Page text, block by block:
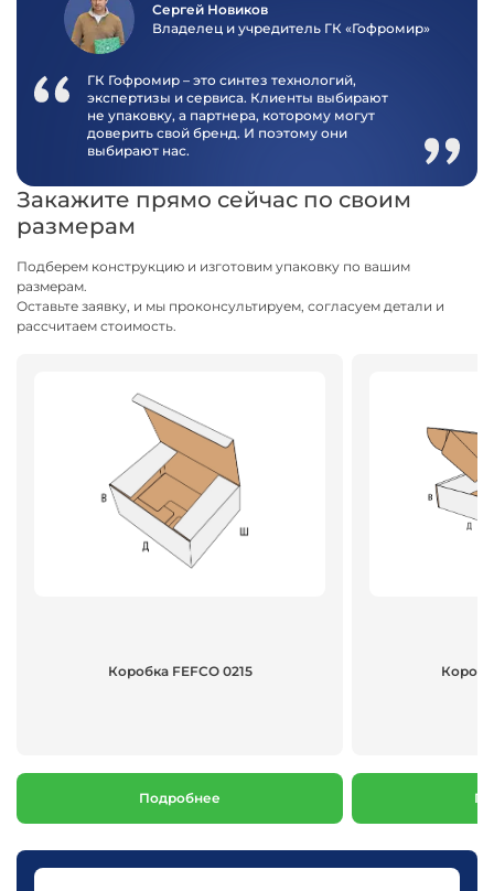
Сергей Новиков
Владелец и учредитель ГК «Гофромир»
ГК Гофромир – это синтез технологий,
экспертизы и сервиса. Клиенты выбирают
не упаковку, а партнера, которому могут
доверить свой бренд. И поэтому они
выбирают нас.
Закажите прямо сейчас по своим
размерам
Подберем конструкцию и изготовим упаковку по вашим
размерам.
Оставьте заявку, и мы проконсультируем, согласуем детали и
рассчитаем стоимость.
Коробка FEFCO 0215
Подробнее